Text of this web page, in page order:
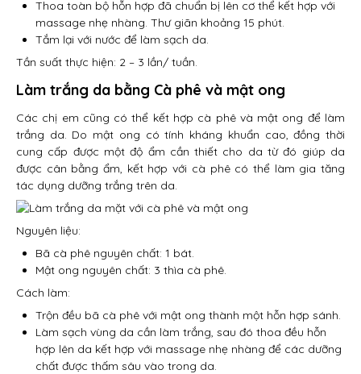
Thoa toàn bộ hỗn hợp đã chuẩn bị lên cơ thể kết hợp với
massage nhẹ nhàng. Thư giãn khoảng 15 phút.
Tắm lại với nước để làm sạch da.
Tần suất thực hiện: 2 – 3 lần/ tuần.
Làm trắng da bằng Cà phê và mật ong
Các chị em cũng có thể kết hợp cà phê và mật ong để làm
trắng da. Do mật ong có tính kháng khuẩn cao, đồng thời
cung cấp được một độ ẩm cần thiết cho da từ đó giúp da
được cân bằng ẩm, kết hợp với cà phê có thể làm gia tăng
tác dụng dưỡng trắng trên da.
Nguyên liệu:
Bã cà phê nguyên chất: 1 bát.
Mật ong nguyên chất: 3 thìa cà phê.
Cách làm:
Trộn đều bã cà phê với mật ong thành một hỗn hợp sánh.
Làm sạch vùng da cần làm trắng, sau đó thoa đều hỗn
hợp lên da kết hợp với massage nhẹ nhàng để các dưỡng
chất được thấm sâu vào trong da.